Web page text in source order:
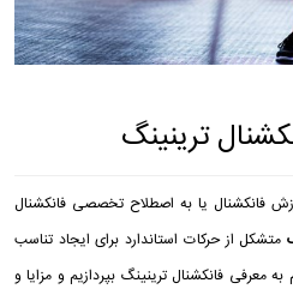
ترینینگ
فانکشنال یا به اصطلاح تخصصی فانکشنال
متشکل از حرکات استاندارد برای ایجاد تناسب
معرفی فانکشنال ترینینگ بپردازیم و مزایا و